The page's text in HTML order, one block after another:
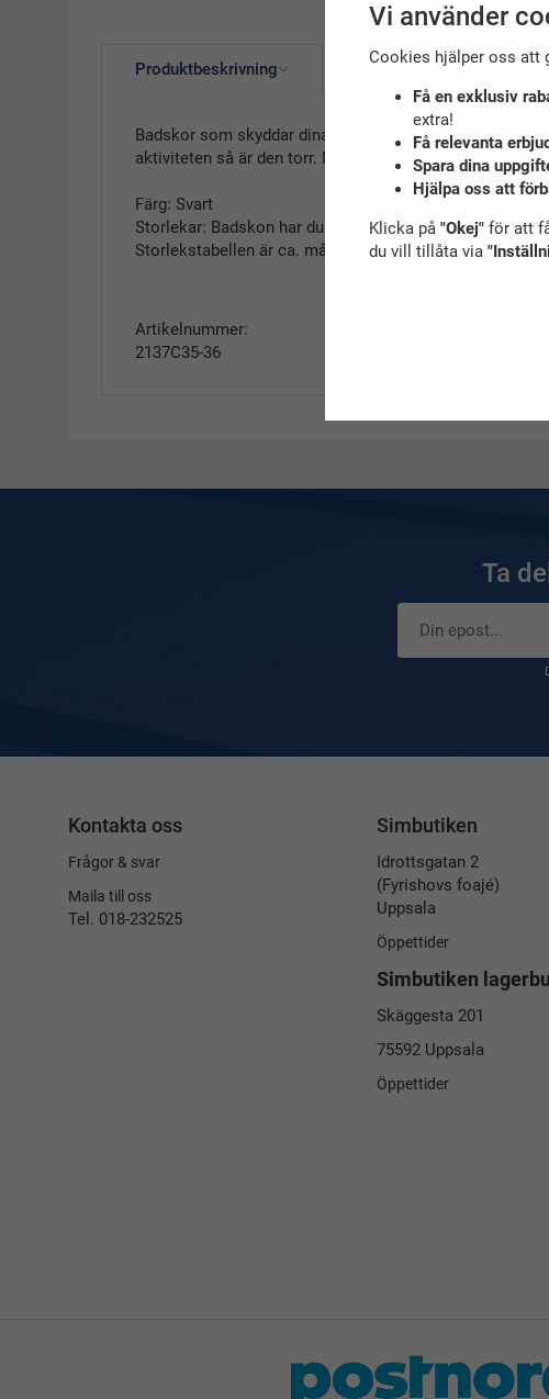
Produktbeskrivning Recensioner
Badskor som skyddar dina fötter mot vassa föremål,
aktiviteten så är den torr. Mjuka och följsamma.
Färg: Svart
Storlekar: Badskon har dubbelstorlekar
Storlekstabellen är ca. mått.
Artikelnummer:
2137C35-36
Ta
Kontakta oss
Frågor & svar
Maila till oss
Tel. 018-232525
Simbutiken
Idrottsgatan 2
(Fyrishovs foajé)
Uppsala
Öppettider
Simbutiken
Skäggesta 201
75592 Uppsala
Öppettider
Vi använder
Cookies hjälper oss att
Få en exklusiv
extra!
Få relevanta
Spara dina
Hjälpa oss att
Klicka på "Okej"för att
du vill tillåta via